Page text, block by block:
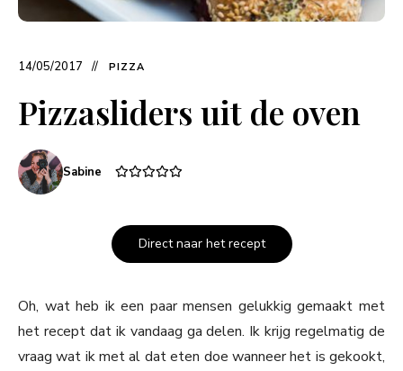
14/05/2017 PIZZA
Pizzasliders uit de oven
Sabine
Direct naar het recept
Oh, wat heb ik een paar mensen gelukkig gemaakt met
het recept dat ik vandaag ga delen. Ik krijg regelmatig de
vraag wat ik met al dat eten doe wanneer het is gekookt,